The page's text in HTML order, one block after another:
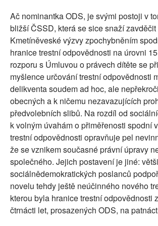
Ač nominantka ODS, je svými postoji v
bližší ČSSD, která se sice snaží
Kmetíněveské výzvy zpochybněním
hranice trestní odpovědnosti na úrovni
rozporu s Úmluvou o právech dítěte se
myšlence určování trestní odpovědnosti
delikventa soudem ad hoc, ale
obecných a k ničemu nezavazujících
předvolebních slibů. Na rozdíl od
k volným úvahám o přiměřenosti spodní
trestní odpovědnosti opravňuje pel
že se vznikem současné právní úpravy
společného. Jejich postavení je jiné:
sociálnědemokratických poslanců
novelu tehdy ještě neúčinného nového
kterou byla hranice trestní odpovědnosti
čtrnácti let, prosazených ODS, na